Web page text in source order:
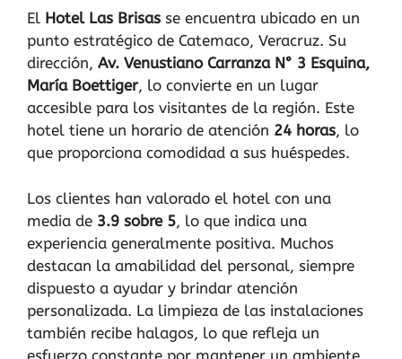
El Hotel Las Brisas se encuentra ubicado en un
punto estratégico de Catemaco, Veracruz. Su
dirección, Av. Venustiano Carranza N° 3 Esquina,
María Boettiger, lo convierte en un lugar
accesible para los visitantes de la región. Este
hotel tiene un horario de atención 24 horas, lo
que proporciona comodidad a sus huéspedes.
Los clientes han valorado el hotel con una
media de 3.9 sobre 5, lo que indica una
experiencia generalmente positiva. Muchos
destacan la amabilidad del personal, siempre
dispuesto a ayudar y brindar atención
personalizada. La limpieza de las instalaciones
también recibe halagos, lo que refleja un
esfuerzo constante por mantener un ambiente